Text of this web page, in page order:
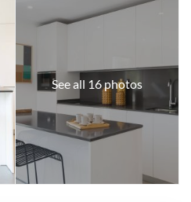
See all 16 photos